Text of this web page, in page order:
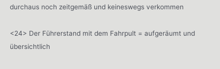
durchaus noch zeitgemäß und keineswegs verkommen
<24> Der Führerstand mit dem Fahrpult = aufgeräumt und
übersichtlich